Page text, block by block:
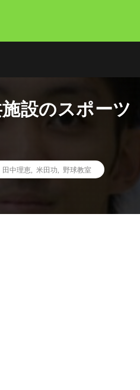
設のスポーツ
田中理恵 米田功 野球教室